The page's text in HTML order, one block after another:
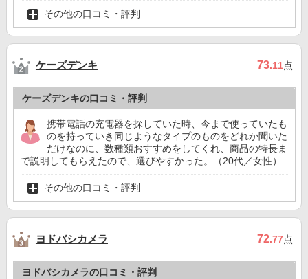
その他の口コミ・評判
ケーズデンキ 73.11点
ケーズデンキの口コミ・評判
携帯電話の充電器を探していた時、今まで使っていたも
のを持っていき同じようなタイプのものをどれか聞いた
だけなのに、数種類おすすめをしてくれ、商品の特長ま
で説明してもらえたので、選びやすかった。（20代／女性）
その他の口コミ・評判
ヨドバシカメラ 72.77点
ヨドバシカメラの口コミ・評判